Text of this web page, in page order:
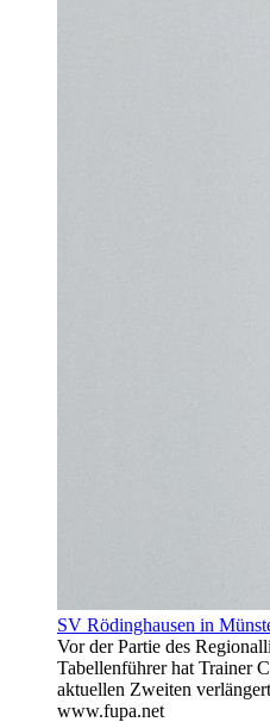
SV Rödinghausen in
Vor der Partie des
Tabellenführer hat Trainer
aktuellen Zweiten
www.fupa.net